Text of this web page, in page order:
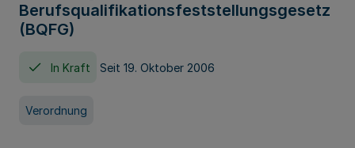
Berufsqualifikationsfeststellungsgesetz
(BQFG)
In Kraft Seit 19. Oktober 2006
Verordnung